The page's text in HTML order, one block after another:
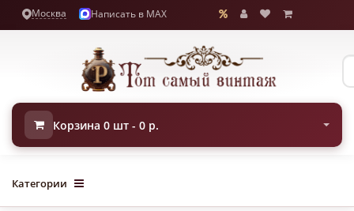
Москва Написать в MAX
Корзина 0 шт - 0 р.
Категории